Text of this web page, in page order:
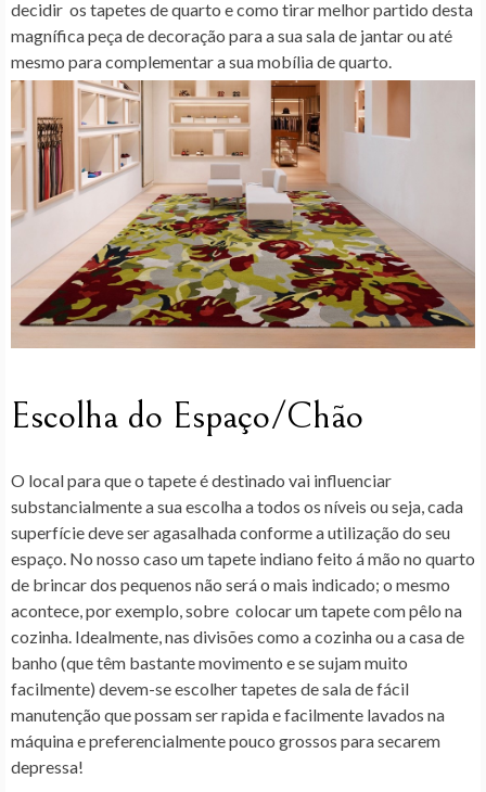
decidir os tapetes de quarto e como tirar melhor partido desta
magnífica peça de decoração para a sua sala de jantar ou até
mesmo para complementar a sua mobília de quarto.
Escolha do Espaço/Chão
O local para que o tapete é destinado vai influenciar
substancialmente a sua escolha a todos os níveis ou seja, cada
superfície deve ser agasalhada conforme a utilização do seu
espaço. No nosso caso um tapete indiano feito á mão no quarto
de brincar dos pequenos não será o mais indicado; o mesmo
acontece, por exemplo, sobre colocar um tapete com pêlo na
cozinha. Idealmente, nas divisões como a cozinha ou a casa de
banho (que têm bastante movimento e se sujam muito
facilmente) devem-se escolher tapetes de sala de fácil
manutenção que possam ser rapida e facilmente lavados na
máquina e preferencialmente pouco grossos para secarem
depressa!